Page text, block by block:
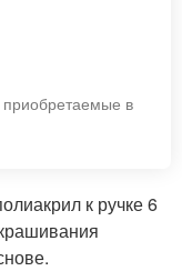
приобретаемые в
к ручке 6